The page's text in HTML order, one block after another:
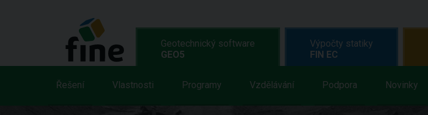
Geotechnický software
GEO5
Řešení Vlastnosti Programy Vzdělávání Podpora Novinky
Výpočty statiky
FIN EC